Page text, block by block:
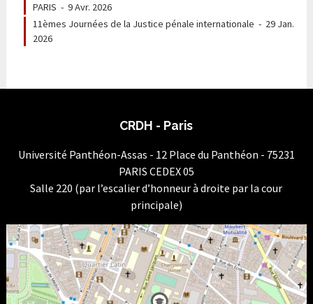
PARIS - 9 Avr. 2026
11èmes Journées de la Justice pénale internationale - 29 Jan.
2026
CRDH - Paris
Université Panthéon-Assas - 12 Place du Panthéon - 75231
PARIS CEDEX 05
Salle 220 (par l’escalier d’honneur à droite par la cour
principale)